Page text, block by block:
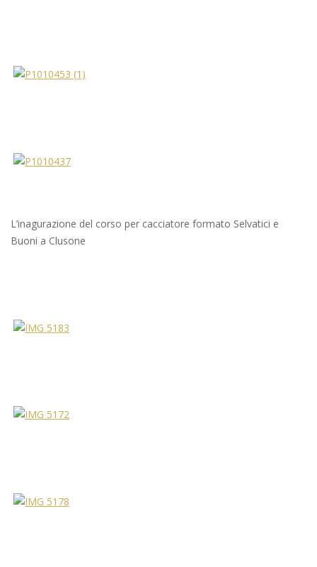
L’inagurazione del corso per cacciatore formato Selvatici e
Buoni a Clusone